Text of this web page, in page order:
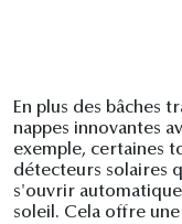
En plus des bâches
nappes innovantes
exemple, certaines
détecteurs solaires
s'ouvrir
soleil. Cela offre